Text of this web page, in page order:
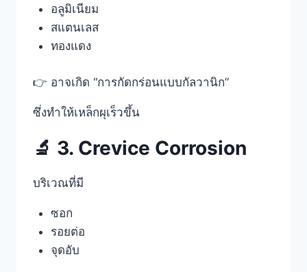
อลูมิเนียม
สแตนเลส
ทองแดง
👉 อาจเกิด “การกัดกร่อนแบบกัลวานิก”
ซึ่งทำให้เหล็กผุเร็วขึ้น
🔬 3. Crevice Corrosion
บริเวณที่มี
ซอก
รอยต่อ
จุดอับ